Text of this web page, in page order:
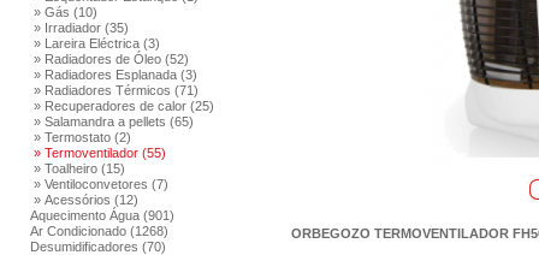
» Gás (10)
» Irradiador (35)
» Lareira Eléctrica (3)
» Radiadores de Óleo (52)
» Radiadores Esplanada (3)
» Radiadores Térmicos (71)
» Recuperadores de calor (25)
» Salamandra a pellets (65)
» Termostato (2)
» Termoventilador (55)
» Toalheiro (15)
» Ventiloconvetores (7)
» Acessórios (12)
Aquecimento Água (901)
Ar Condicionado (1268)
Desumidificadores (70)
ORBEGOZO TERMOVENTILADOR